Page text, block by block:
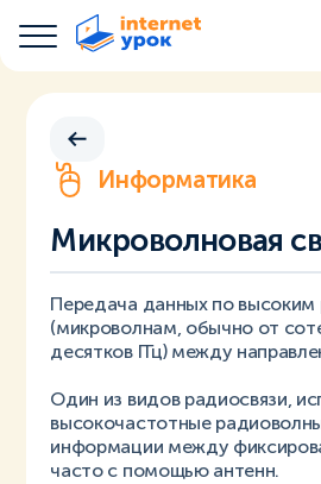
Информатика
Микроволновая
Передача данных по
(микроволнам, обычно от
десятков ГГц) между
Один из видов радиосвязи,
высокочастотные
информации между
часто с помощью антенн.